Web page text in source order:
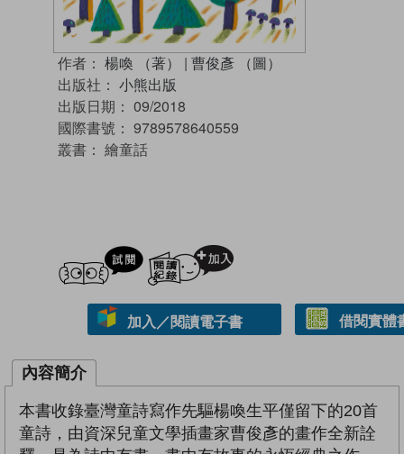
作者： 楊喚 （著） | 曹俊彥 （圖）
出版社： 小熊出版
出版日期： 09/2018
國際書號： 9789578640559
叢書： 繪童話
試閲
加入／閱讀電子書 借閱實體
內容簡介
本書收錄臺灣童詩寫作先驅楊喚生平僅留下的20首
童詩，由資深兒童文學插畫家曹俊彥的畫作全新詮